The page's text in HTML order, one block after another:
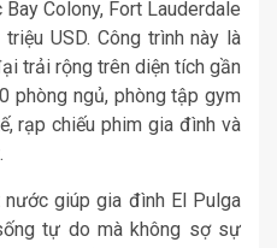
Colony, Fort Lauderdale
USD. Công trình này là
trải rộng trên diện tích gần
phòng ngủ, phòng tập gym
rạp chiếu phim gia đình và
giúp gia đình El Pulga
tự do mà không sợ sự